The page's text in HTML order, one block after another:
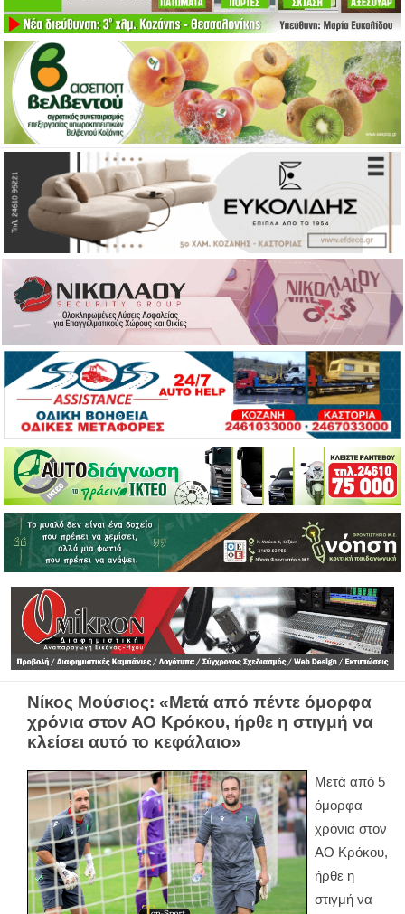
Νίκος Μούσιος: «Μετά από πέντε όμορφα
χρόνια στον ΑΟ Κρόκου, ήρθε η στιγμή να
κλείσει αυτό το κεφάλαιο»
Μετά από 5
όμορφα
χρόνια στον
ΑΟ Κρόκου,
ήρθε η
στιγμή να